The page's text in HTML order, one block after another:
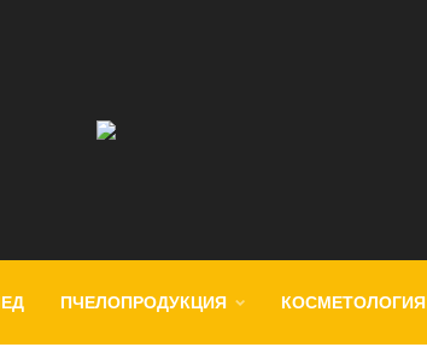
ПЧЕЛОПРОДУКЦИЯ КОСМЕТОЛОГИЯ